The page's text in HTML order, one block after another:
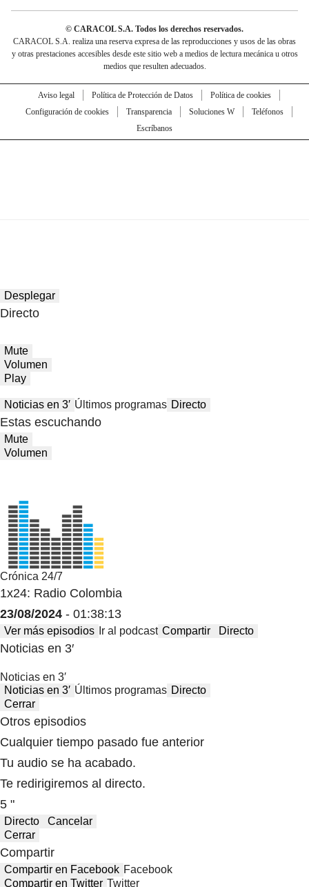
© CARACOL S.A. Todos los derechos reservados.
CARACOL S.A. realiza una reserva expresa de las reproducciones y usos de las obras
y otras prestaciones accesibles desde este sitio web a medios de lectura mecánica u otros
medios que resulten adecuados.
Aviso legal Política de Protección de Datos
Política de cookies
Configuración de cookies
Transparencia Soluciones W
Teléfonos
Escríbanos
Desplegar
Directo
Mute
Volumen
Play
Noticias en 3′ Últimos programas Directo
Estas escuchando
Mute
Volumen
Crónica 24/7
1x24: Radio Colombia
23/08/2024 - 01:38:13
Ver más episodios Ir al podcast Compartir Directo
Noticias en 3′
Noticias en 3′
Noticias en 3′ Últimos programas Directo
Cerrar
Otros episodios
Cualquier tiempo pasado fue anterior
Tu audio se ha acabado.
Te redirigiremos al directo.
5 "
Directo
Cancelar
Cerrar
Compartir
Compartir en Facebook Facebook
Compartir en Twitter Twitter